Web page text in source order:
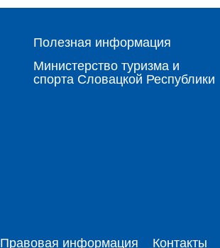
Полезная информация
Министерство туризма и
спорта Словацкой Республики
Правовая информация Контакты